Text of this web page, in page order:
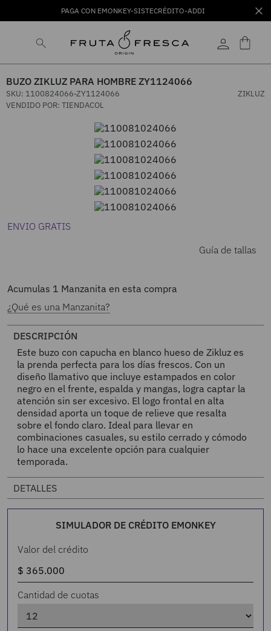
PAGA CON EMONKEY-SISTECRÉDITO-ADDI
BUZO ZIKLUZ PARA HOMBRE ZY1124066
SKU: 1100824066-ZY1124066
ZIKLUZ
VENDIDO POR: TIENDACOL
ENVIO GRATIS
Guía de tallas
Acumulas 1 Manzanita en esta compra
¿Qué es una Manzanita?
DESCRIPCIÓN
Este buzo con capucha en blanco hueso de Zikluz es
la prenda perfecta para los días frescos. Con un
diseño llamativo que incluye estampados en color
negro en el frente, espalda y mangas, logra captar la
atención sin ser excesivo. El logo frontal en alta
densidad aporta un toque de relieve que resalta
sobre el fondo claro. Ideal para llevar en
combinaciones casuales, su estilo cerrado y cómodo
lo hace una excelente opción para cualquier
temporada.
DETALLES
SIMULADOR DE CRÉDITO EMONKEY
Valor del crédito
Cantidad de cuotas